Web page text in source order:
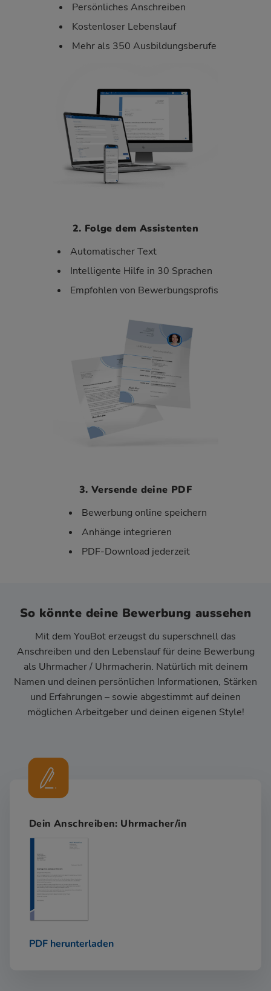
Persönliches Anschreiben
Kostenloser Lebenslauf
Mehr als 350 Ausbildungsberufe
2. Folge dem Assistenten
Automatischer Text
Intelligente Hilfe in 30 Sprachen
Empfohlen von Bewerbungsprofis
3. Versende deine PDF
Bewerbung online speichern
Anhänge integrieren
PDF-Download jederzeit
So könnte deine Bewerbung aussehen
Mit dem YouBot erzeugst du superschnell das
Anschreiben und den Lebenslauf für deine Bewerbung
als Uhrmacher / Uhrmacherin. Natürlich mit deinem
Namen und deinen persönlichen Informationen, Stärken
und Erfahrungen – sowie abgestimmt auf deinen
möglichen Arbeitgeber und deinen eigenen Style!
Dein Anschreiben: Uhrmacher/in
PDF herunterladen